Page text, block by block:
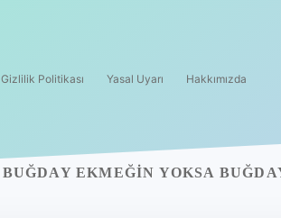
Gizlilik Politikası Yasal Uyarı Hakkımızda
BUĞDAY EKMEĞIN YOKSA